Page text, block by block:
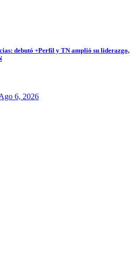
debutó +Perfil y TN amplió su liderazgo,
6, 2026